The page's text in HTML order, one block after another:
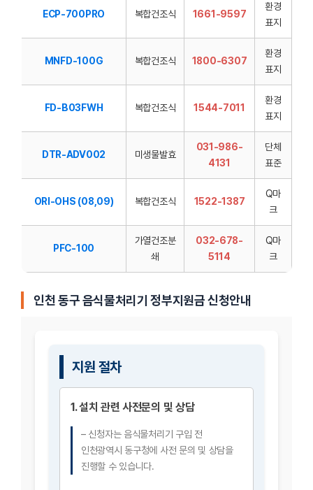
ECP-700PRO 복합건조식 1661-9597
환경
표지
MNFD-100G 복합건조식 1800-6307
환경
표지
FD-B03FWH 복합건조식 1544-7011
환경
표지
DTR-ADV002 미생물발효
031-986-
4131
단체
표준
ORI-OHS (08,09) 복합건조식 1522-1387
Q마
크
PFC-100
가열건조분
쇄
032-678-
5114
Q마
크
인천 동구 음식물처리기 정부지원금 신청안내
지원 절차
1.설치 관련 사전문의 및 상담
– 신청자는 음식물처리기 구입 전
인천광역시 동구청에 사전 문의 및 상담을
진행할 수 있습니다.